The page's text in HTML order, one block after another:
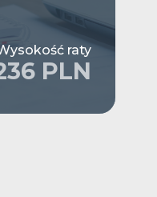
raty
PLN